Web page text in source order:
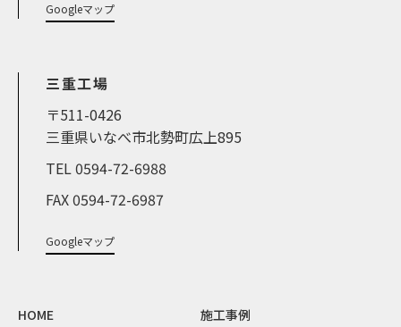
Googleマップ
三重工場
〒511-0426
三重県いなべ市北勢町広上895
TEL 0594-72-6988
FAX 0594-72-6987
Googleマップ
HOME
施工事例